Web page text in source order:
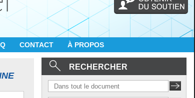
CONTACT À PROPOS
RECHERCHER